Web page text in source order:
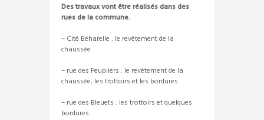
Des travaux vont être réalisés dans des
rues de la commune.
– Cité Béharelle : le revêtement de la
chaussée
– rue des Peupliers : le revêtement de la
chaussée, les trottoirs et les bordures
– rue des Bleuets : les trottoirs et quelques
bordures